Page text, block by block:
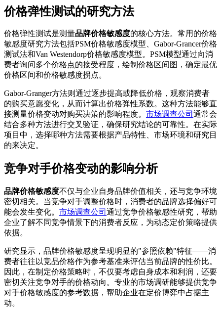
价格弹性测试的研究方法
价格弹性测试是测量品牌价格敏感度的核心方法。常用的价格
敏感度研究方法包括PSM价格敏感度模型、Gabor-Grancer价格
测试法和Van Westendorp价格敏感度模型。PSM模型通过向消
费者询问多个价格点的接受程度，绘制价格区间图，确定最优
价格区间和价格敏感度拐点。
Gabor-Granger方法则通过逐步提高或降低价格，观察消费者
的购买意愿变化，从而计算出价格弹性系数。这种方法能够直
接测量价格变动对购买决策的影响程度。 市场调查公司 通常会
结合多种方法进行交叉验证，确保研究结论的可靠性。在实际
项目中，选择哪种方法需要根据产品特性、市场环境和研究目
的来决定。
竞争对手价格变动的影响分析
品牌价格敏感度不仅与企业自身品牌价值相关，还与竞争环境
密切相关。当竞争对手调整价格时，消费者的品牌选择偏好可
能会发生变化。 市场调查公司 通过竞争价格敏感性研究，帮助
企业了解不同竞争情景下的消费者反应，为动态定价策略提供
依据。
研究显示，品牌价格敏感度呈现明显的"参照依赖"特征——消
费者往往以竞品价格作为参考基准来评估当前品牌的性价比。
因此，在制定价格策略时，不仅要考虑自身成本和利润，还要
密切关注竞争对手的价格动向。专业的市场调研能够提供竞争
对手价格敏感度的参考数据，帮助企业在定价博弈中占据主
动。